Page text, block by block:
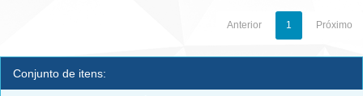
Anterior 1 Próximo
Conjunto de itens: